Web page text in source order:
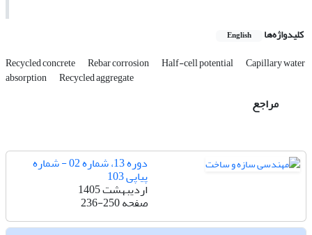
کلیدواژه‌ها English
Recycled concrete Rebar corrosion Half-cell potential Capillary water
absorption Recycled aggregate
مراجع
دوره 13، شماره 02 - شماره
پیاپی 103
اردیبهشت 1405
صفحه236-250